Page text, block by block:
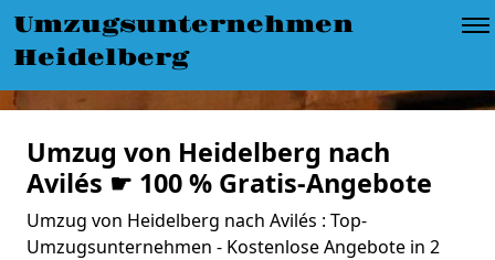
Umzugsunternehmen
Heidelberg
Umzug von Heidelberg nach
Avilés ☛ 100 % Gratis-Angebote
Umzug von Heidelberg nach Avilés : Top-
Umzugsunternehmen - Kostenlose Angebote in 2